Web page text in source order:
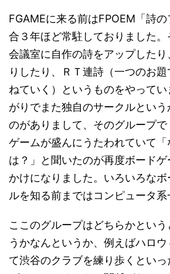
FGAMEに来る前はFPOEM「詩
合３年ほど常駐しておりました。
会議室に自作の詩をアップした
りしたり、ＲＴ連詩（一つのお
ねていく）というものをやって
がりでまた独自のサークルとい
のがありまして、そのグループで
ゲームが盛んにうたわれていて
は？」と聞いたのが再度ボード
かけになりました。いろいろなボ
ルを知る前まではコンピュータ系
ここのグループはどちらかとい
うかなんというか、例えばハロ
て渋谷のクラブを練り歩くとい